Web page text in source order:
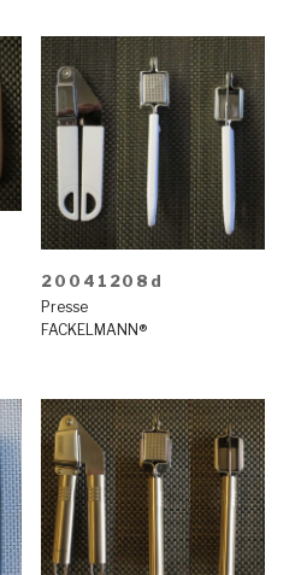
20041208d
Presse
FACKELMANN®